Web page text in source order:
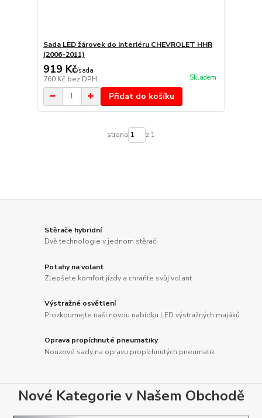
Sada LED žárovek do interiéru CHEVROLET HHR
(2006-2011)
919 Kč/sada
760 Kč bez DPH Skladem
Přidat do košíku
strana z 1
Stěrače hybridní
Dvě technologie v jednom stěrači
Potahy na volant
Zlepšete komfort jízdy a chraňte svůj volant
Výstražné osvětlení
Prozkoumejte naši novou nabídku LED výstražných majáků
Oprava propíchnuté pneumatiky
Nouzové sady na opravu propíchnutých pneumatik
Nové Kategorie v Našem Obchodě